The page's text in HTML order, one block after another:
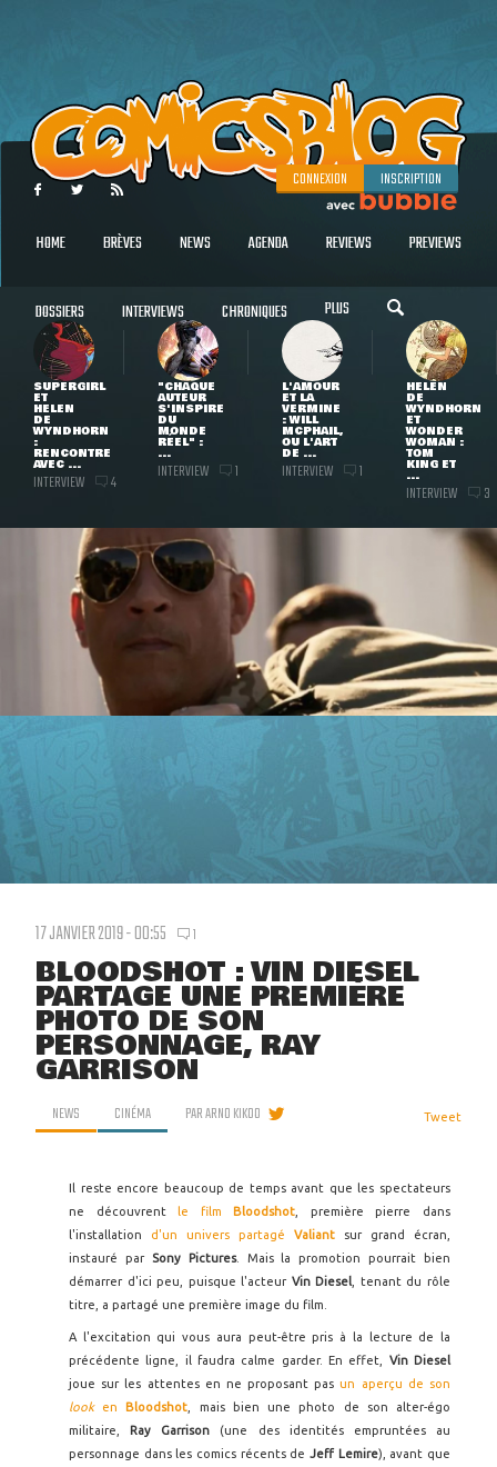
CONNEXION INSCRIPTION
HOME BRÈVES NEWS AGENDA REVIEWS PREVIEWS
DOSSIERS INTERVIEWS CHRONIQUES PLUS
SUPERGIRL
ET
HELEN
DE
WYNDHORN
:
RENCONTRE
AVEC ...
INTERVIEW 4
"CHAQUE
AUTEUR
S'INSPIRE
DU
MONDE
RÉEL" :
...
INTERVIEW 1
L'AMOUR
ET LA
VERMINE
: WILL
MCPHAIL,
OU L'ART
DE ...
INTERVIEW 1
HELEN
DE
WYNDHORN
ET
WONDER
WOMAN :
TOM
KING ET
...
INTERVIEW 3
17 JANVIER 2019 - 00:55 1
BLOODSHOT : VIN DIESEL
PARTAGE UNE PREMIÈRE
PHOTO DE SON
PERSONNAGE, RAY
GARRISON
NEWS CINÉMA PARARNO KIKOO Tweet
Il reste encore beaucoup de temps avant que les spectateurs
ne découvrent le filmBloodshot , première pierre dans
l'installation d'un univers partagé Valiant
sur grand écran,
instauré par Sony Pictures. Mais la promotion pourrait bien
démarrer d'ici peu, puisque l'acteur Vin Diesel , tenant du rôle
titre, a partagé une première image du film.
A l'excitation qui vous aura peut-être pris à la lecture de la
précédente ligne, il faudra calme garder. En effet, Vin Diesel
joue sur les attentes en ne proposant pasun aperçu de son
lookenBloodshot , mais bien une photo de son alter-égo
militaire, Ray Garrison (une des identités empruntées au
personnage dans les comics récents de Jeff Lemire), avant que